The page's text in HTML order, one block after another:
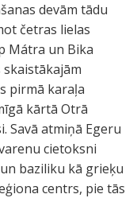
devām tādu
četras lielas
Mátra un Bika
pirmā karaļa
kārtā Otrā
Savā atmiņā Egeru
cietoksni
baziliku kā grieķu
centrs, pie tās